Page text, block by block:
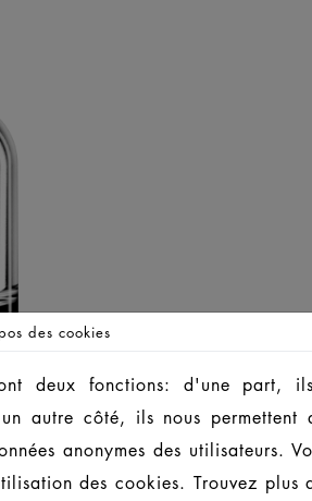
des cookies
deux fonctions: d'une part, ils
autre côté, ils nous permettent
anonymes des utilisateurs.
des cookies. Trouvez plus